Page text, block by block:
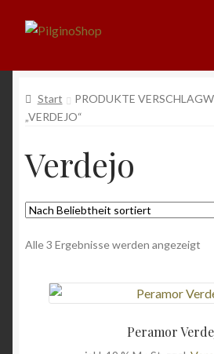
Zur
springen
Zum
springen
Ausrüstung
Kleidung
Bücher
Schmuck
Andenken
Start
PRODUKTE
„VERDEJO“
Verdejo
Alle 3 Ergebnisse werden angezeigt
Peramor